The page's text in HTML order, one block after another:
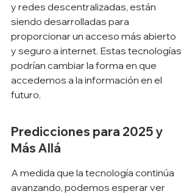
y redes descentralizadas, están
siendo desarrolladas para
proporcionar un acceso más abierto
y seguro a internet. Estas tecnologías
podrían cambiar la forma en que
accedemos a la información en el
futuro.
Predicciones para 2025 y
Más Allá
A medida que la tecnología continúa
avanzando, podemos esperar ver